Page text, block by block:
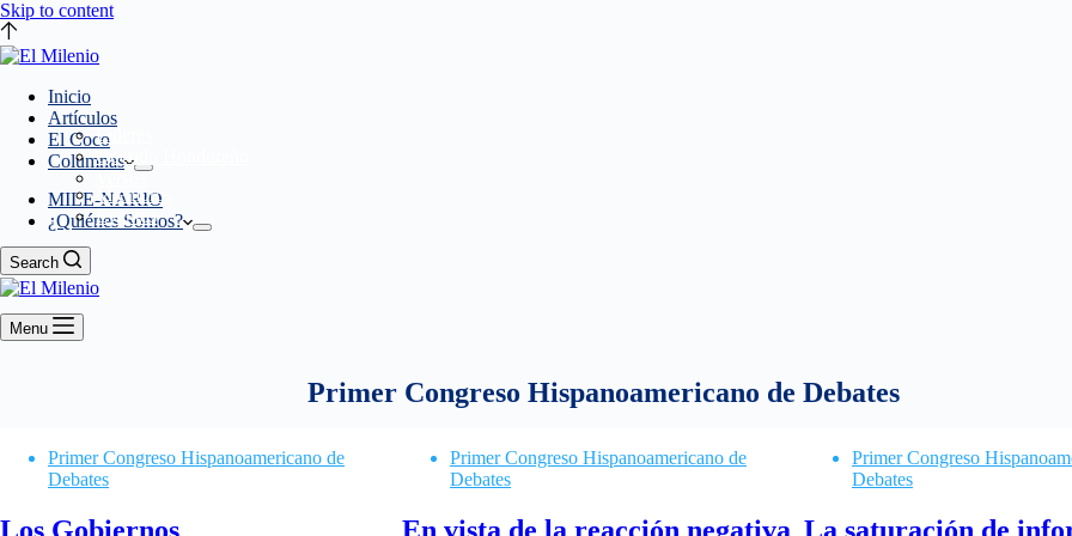
Skip to content
Inicio
Artículos
El Coco
Columnas
Líderes
Querido Hondureño
Versus
MILE-NARIO
¿Quiénes Somos?
Miembros
Eventos
Search
Menu
Primer Congreso Hispanoamericano de Debates
Primer Congreso Hispanoamericano de
Debates
Los Gobiernos
Primer Congreso Hispanoamericano de
Debates
En vista de la reacción negativa
Primer Congreso
Debates
La saturación de